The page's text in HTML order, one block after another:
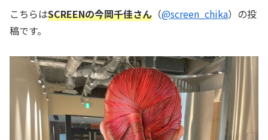
こちらはSCREENの今岡千佳さん （@screen_chika）の投
稿です。